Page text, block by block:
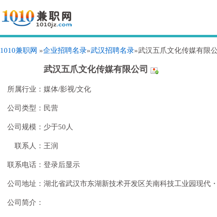
1010兼职网 »企业招聘名录»武汉招聘名录»武汉五爪文化传媒有限
武汉五爪文化传媒有限公司
所属行业： 媒体/影视/文化
公司类型： 民营
公司规模： 少于50人
联系人： 王润
联系电话： 登录后显示
公司地址： 湖北省武汉市东湖新技术开发区关南科技工业园现代
公司简介：